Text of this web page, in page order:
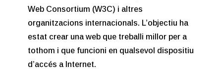
Web Consortium (W3C) i altres
organitzacions internacionals. L’objectiu ha
estat crear una web que treballi millor per a
tothom i que funcioni en qualsevol dispositiu
d’accés a Internet.